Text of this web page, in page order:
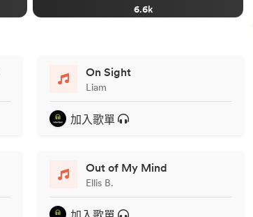
6.6k
On Sight
Liam
加入歌單
Out of My Mind
Ellis B.